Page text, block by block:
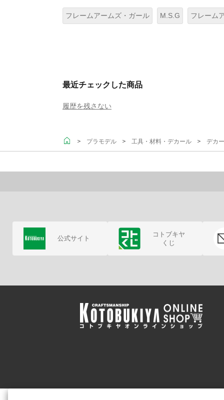
フレームアームズ・ガール M.S.G フレーム
最近チェックした商品
履歴を残さない
＞ プラモデル ＞ 工具・材料・デカール ＞ デカ
公式サイト
コトブキヤ
くじ